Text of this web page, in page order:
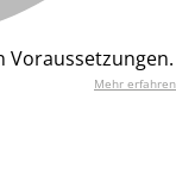
Voraussetzungen.
Mehr erfahren